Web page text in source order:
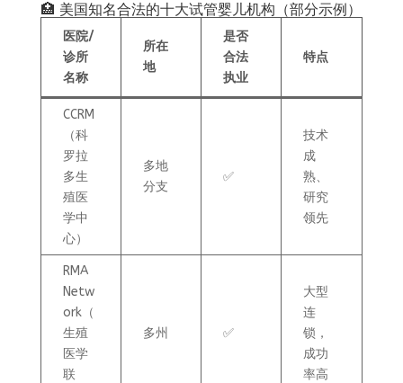
🏥 美国知名合法的十大试管婴儿机构（部分示例）
医院/
诊所
名称
所在
地
是否
合法
执业
特点
CCRM
（科
罗拉
多生
殖医
学中
心）
多地
分支
✅
技术
成
熟、
研究
领先
RMA
Netw
ork（
生殖
医学
联
多州 ✅
大型
连
锁，
成功
率高